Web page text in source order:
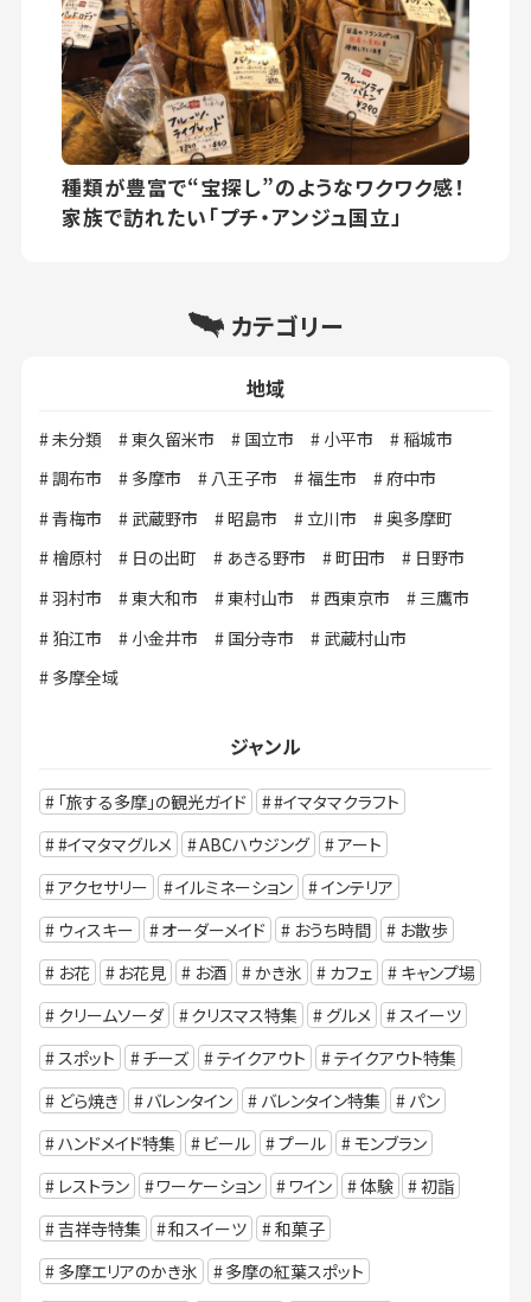
種類が豊富で“宝探し”のようなワクワク感！
家族で訪れたい「プチ・アンジュ国立」
カテゴリー
地域
未分類 東久留米市 国立市 小平市
稲城市
調布市
多摩市 八王子市 福生市
府中市
青梅市
武蔵野市 昭島市 立川市
奥多摩町
檜原村
日の出町 あきる野市 町田市
日野市
羽村市
東大和市 東村山市 西東京市
三鷹市
狛江市
小金井市 国分寺市
武蔵村山市
多摩全域
ジャンル
「旅する多摩」の観光ガイド
#イマタマクラフト
#イマタマグルメ
ABCハウジング
アート
アクセサリー
イルミネーション
インテリア
ウィスキー
オーダーメイド おうち時間
お散歩
お花
お花見 お酒 かき氷 カフェ
キャンプ場
クリームソーダ
クリスマス特集 グルメ
スイーツ
スポット
チーズ テイクアウト
テイクアウト特集
どら焼き
バレンタイン バレンタイン特集
パン
ハンドメイド特集
ビール プール
モンブラン
レストラン
ワーケーション ワイン 体験
初詣
吉祥寺特集
和スイーツ
和菓子
多摩エリアのかき氷
多摩の紅葉スポット